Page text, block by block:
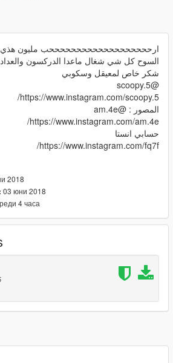
السوح كل شي شغال ماعدا الدركسون والعداد
شكر خاص لمعيقل وسكوبي
@scoopy.5
https://www.instagram.com/scoopy.5/
المصور : @am.4e
https://www.instagram.com/am.4e/
حسابي انستا
https://www.instagram.com/fq7f/
2018
03 юни 2018
4 часа